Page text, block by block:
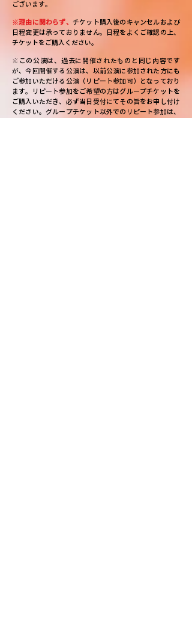
ございます。
※理由に関わらず、 チケット購入後のキャンセルおよび
日程変更は承っておりません。日程をよくご確認の上、
チケットをご購入ください。
※この公演は、過去に開催されたものと同じ内容です
が、今回開催する公演は、以前公演に参加された方にも
ご参加いただける公演（リピート参加可）となっており
ます。リピート参加をご希望の方はグループチケットを
ご購入いただき、必ず当日受付にてその旨をお申し付け
ください。グループチケット以外でのリピート参加は、